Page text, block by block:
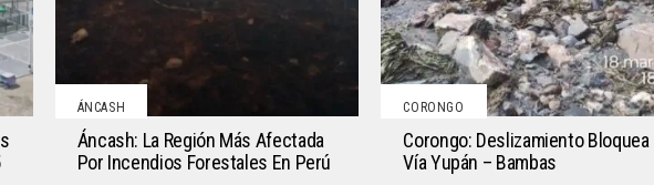
ÁNCASH
Áncash: La Región Más Afectada
Por Incendios Forestales En Perú
CORONGO
Corongo: Deslizamiento Bloquea
Vía Yupán – Bambas